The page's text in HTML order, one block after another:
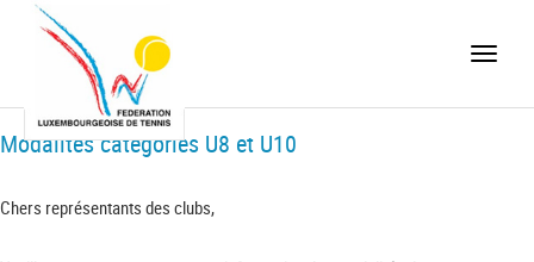
Toggle
Modalités catégories U8 et U10
Chers représentants des clubs,